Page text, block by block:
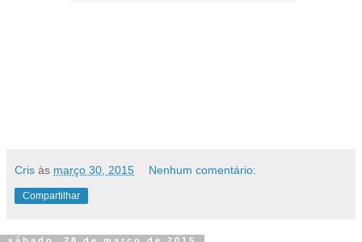
Cris às março 30, 2015 Nenhum comentário:
Compartilhar